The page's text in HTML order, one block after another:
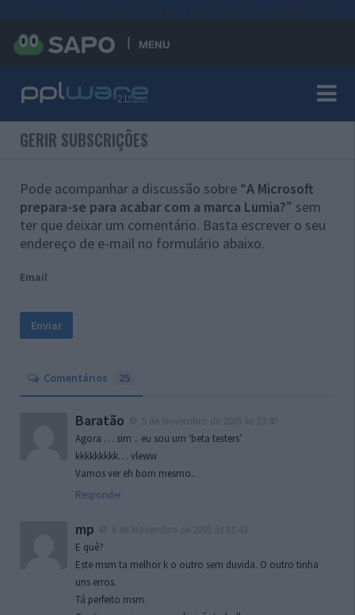
MENU
GERIR SUBSCRIÇÕES
Pode acompanhar a discussão sobre “A Microsoft
prepara-se para acabar com a marca Lumia?” sem
ter que deixar um comentário. Basta escrever o seu
endereço de e-mail no formulário abaixo.
Email
Comentários 25
Baratão
Agora … sim .. eu sou um ‘beta testers’
kkkkkkkkk… vleww
Vamos ver eh bom mesmo..
Responder
mp
E quê?
Este msm ta melhor k o outro sem duvida. O outro tinha
uns erros.
Tá perfeito msm.